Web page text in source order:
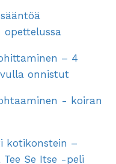
opettelussa
– 4
onnistut
- koiran
kotikonstein –
Se Itse -peli